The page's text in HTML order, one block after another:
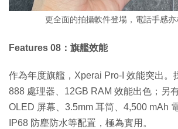
更全面的拍攝軟件登場，電話手感亦
Features 08：旗艦效能
作為年度旗艦，Xperai Pro-I 效能突出。
888 處理器、12GB RAM 效能出色；另
OLED 屏幕、3.5mm 耳筒、4,500 mAh
IP68 防塵防水等配置，極為實用。